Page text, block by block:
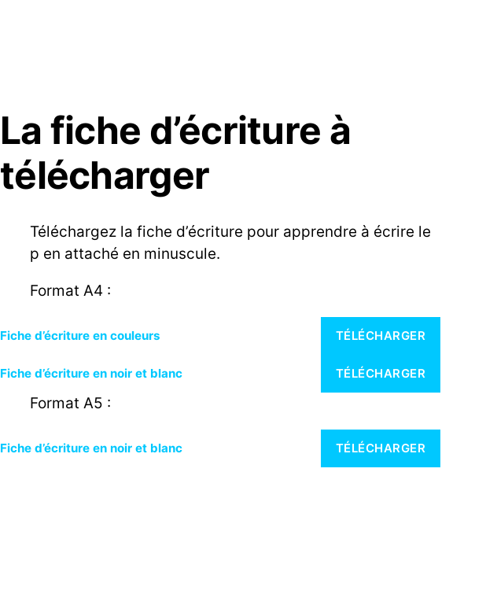
La fiche d’écriture à
télécharger
Téléchargez la fiche d’écriture pour apprendre à écrire le
p en attaché en minuscule.
Format A4 :
Fiche d’écriture en couleurs TÉLÉCHARGER
Fiche d’écriture en noir et blanc TÉLÉCHARGER
Format A5 :
Fiche d’écriture en noir et blanc TÉLÉCHARGER